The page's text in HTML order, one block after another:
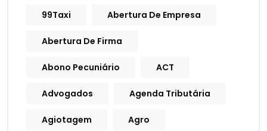
99Taxi Abertura De Empresa
Abertura De Firma
Abono Pecuniário ACT
Advogados Agenda Tributária
Agiotagem Agro